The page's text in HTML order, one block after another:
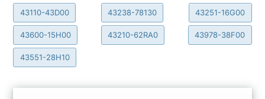
43110-43D00 43238-78130 43251-16G00
43600-15H00 43210-62RA0 43978-38F00
43551-28H10